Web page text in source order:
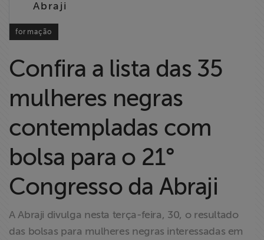
Liberdade de
Expressão
Projetos
Proteção Legal
e Litigância
Documentários
dos
Homenageados
Notícias
Associe-se
Abraji
formação
Confira a lista das 35
mulheres negras
contempladas com
bolsa para o 21°
Congresso da Abraji
A Abraji divulga nesta terça-feira, 30, o resultado
das bolsas para mulheres negras interessadas em